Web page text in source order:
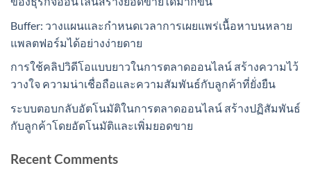
Buffer: วางแผนและกำหนดเวลาการเผยแพร่เนื้อหาบนหลาย
แพลตฟอร์มได้อย่างง่ายดาย
การใช้คลิปวิดีโอแบบยาวในการตลาดออนไลน์ สร้างความไว้
วางใจ ความน่าเชื่อถือและความสัมพันธ์กับลูกค้าที่ยั่งยืน
ระบบตอบกลับอัตโนมัติในการตลาดออนไลน์ สร้างปฏิสัมพันธ์
กับลูกค้าโดยอัตโนมัติและเพิ่มยอดขาย
Recent Comments